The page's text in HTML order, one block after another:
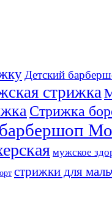
Детский
стрижка
Стрижка
барбершоп
мужское
стрижки для